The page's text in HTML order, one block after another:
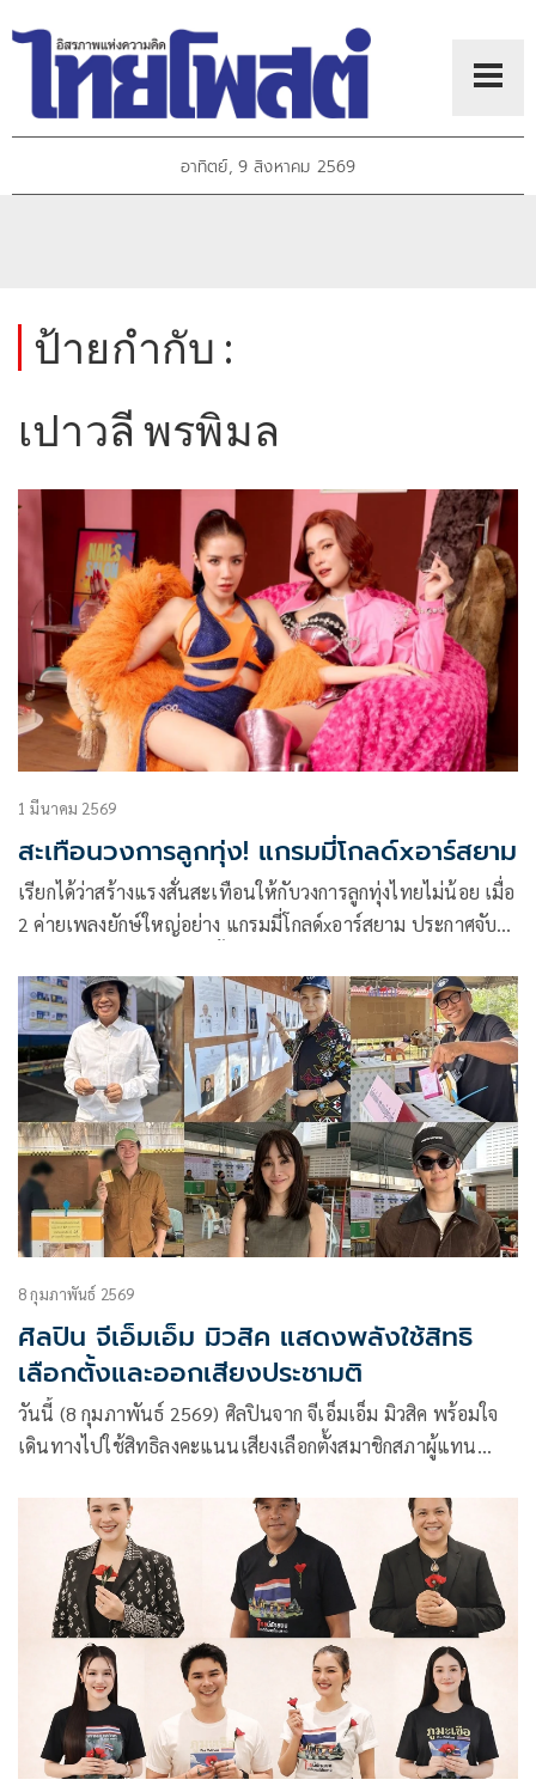
อาทิตย์, 9 สิงหาคม 2569
ป้ายกำกับ :
เปาวลี พรพิมล
1 มีนาคม 2569
สะเทือนวงการลูกทุ่ง! แกรมมี่โกลด์xอาร์สยาม
เรียกได้ว่าสร้างแรงสั่นสะเทือนให้กับวงการลูกทุ่งไทยไม่น้อย เมื่อ
2 ค่ายเพลงยักษ์ใหญ่อย่าง แกรมมี่โกลด์xอาร์สยาม ประกาศจับ
ครั้งแรกของการผนึกกำลังกันอย่างเป็นทางการระหว่างสองบ้าน
ใหญ่ที่ต่างมีเอกลักษณ์ชัดเจน ฐานแฟนเพลงเหนียวแน่น และ
ผลงานการันตีความสำเร็จอีกเพียบ รวมถึงสร้างศิลปินแถวหน้า
มาแล้วมากมาย
8 กุมภาพันธ์ 2569
ศิลปิน จีเอ็มเอ็ม มิวสิค แสดงพลังใช้สิทธิ
เลือกตั้งและออกเสียงประชามติ
วันนี้ (8 กุมภาพันธ์ 2569) ศิลปินจาก จีเอ็มเอ็ม มิวสิค พร้อมใจ
เดินทางไปใช้สิทธิลงคะแนนเสียงเลือกตั้งสมาชิกสภาผู้แทน
เสียงของตัวเอง เป็นพลังขับเคลื่อนประเทศไทย